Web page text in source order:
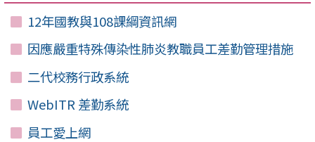
12年國教與108課綱資訊網
因應嚴重特殊傳染性肺炎教職員工差勤管理措施
二代校務行政系統
WebITR 差勤系統
員工愛上網